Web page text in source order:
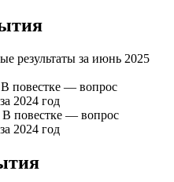
результаты за июнь 2025
повестке — вопрос
2024 год
повестке — вопрос
2024 год